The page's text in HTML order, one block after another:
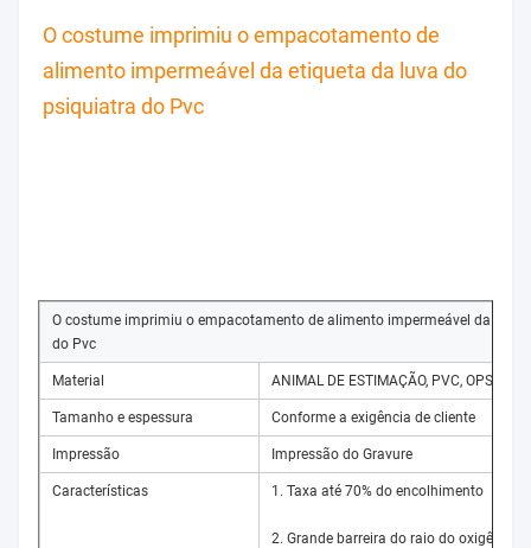
O costume imprimiu o empacotamento de
alimento impermeável da etiqueta da luva do
psiquiatra do Pvc
O costume imprimiu o empacotamento de alimento impermeável da
do Pvc
Material ANIMAL DE ESTIMAÇÃO, PVC, OPS.etc
Tamanho e espessura Conforme a exigência de cliente
Impressão Impressão do Gravure
Características 1. Taxa até 70% do encolhimento
2. Grande barreira do raio do oxigênio,